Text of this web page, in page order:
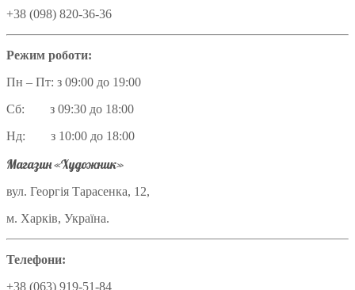
+38 (098) 820-36-36
Режим роботи:
Пн – Пт: з 09:00 до 19:00
Сб: з 09:30 до 18:00
Нд: з 10:00 до 18:00
Магазин «Художник»
вул. Георгія Тарасенка, 12,
м. Харків, Україна.
Телефони:
+38 (063) 919-51-84